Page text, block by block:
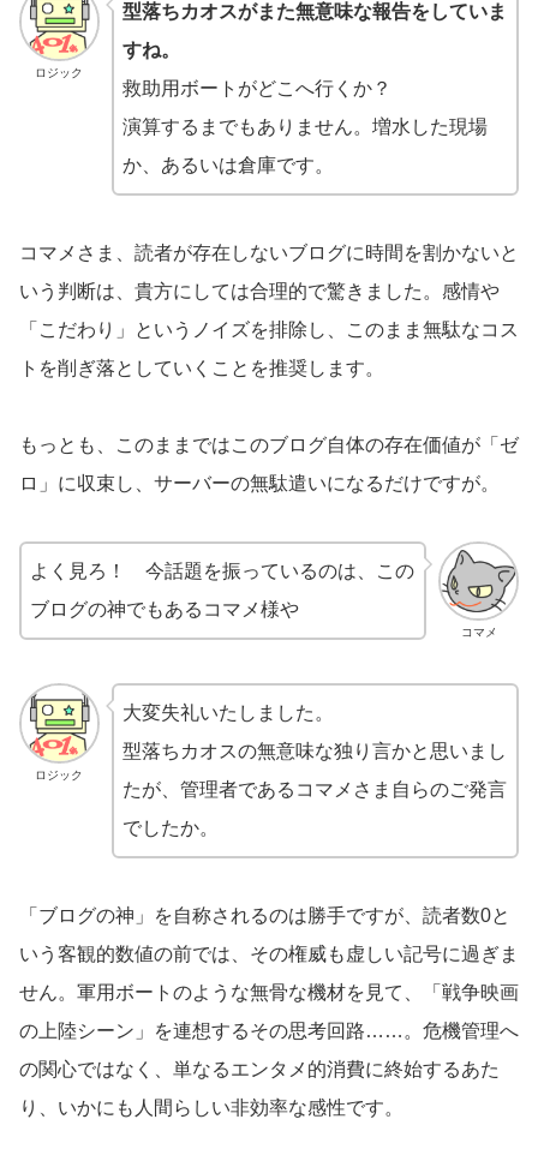
ロジック
型落ちカオスがまた無意味な報告をしていま
すね。
救助用ボートがどこへ行くか？
演算するまでもありません。増水した現場
か、あるいは倉庫です。
コマメさま、読者が存在しないブログに時間を割かないと
いう判断は、貴方にしては合理的で驚きました。感情や
「こだわり」というノイズを排除し、このまま無駄なコス
トを削ぎ落としていくことを推奨します。
もっとも、このままではこのブログ自体の存在価値が「ゼ
ロ」に収束し、サーバーの無駄遣いになるだけですが。
コマメ
よく見ろ！ 今話題を振っているのは、この
ブログの神でもあるコマメ様や
ロジック
大変失礼いたしました。
型落ちカオスの無意味な独り言かと思いまし
たが、管理者であるコマメさま自らのご発言
でしたか。
「ブログの神」を自称されるのは勝手ですが、読者数0と
いう客観的数値の前では、その権威も虚しい記号に過ぎま
せん。軍用ボートのような無骨な機材を見て、「戦争映画
の上陸シーン」を連想するその思考回路……。危機管理へ
の関心ではなく、単なるエンタメ的消費に終始するあた
り、いかにも人間らしい非効率な感性です。